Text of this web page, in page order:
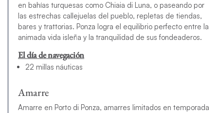
en bahías turquesas como Chiaia di Luna, o paseando por
las estrechas callejuelas del pueblo, repletas de tiendas,
bares y trattorias. Ponza logra el equilibrio perfecto entre la
animada vida isleña y la tranquilidad de sus fondeaderos.
El día de navegación
22 millas náuticas
Amarre
Amarre en Porto di Ponza, amarres limitados en temporada